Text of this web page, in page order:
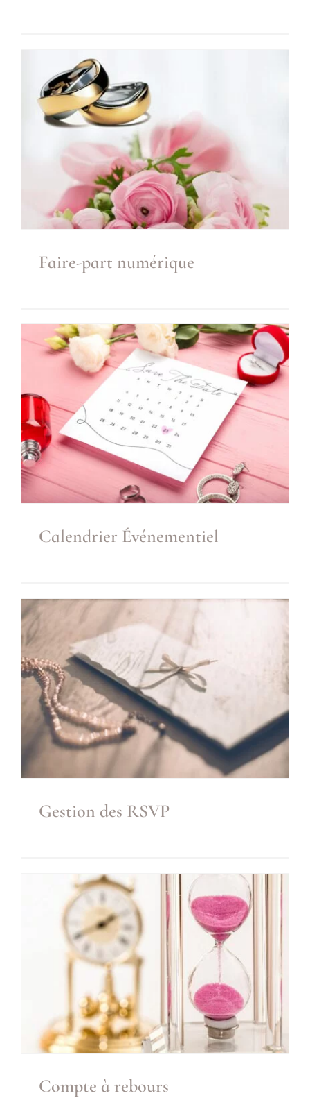
Faire-part numérique
Inclus
Faire-part numérique
Calendrier Événementiel
Inclus
Calendrier Événementiel
Gestion des RSVP
Inclus
Gestion des RSVP
Compte à rebours